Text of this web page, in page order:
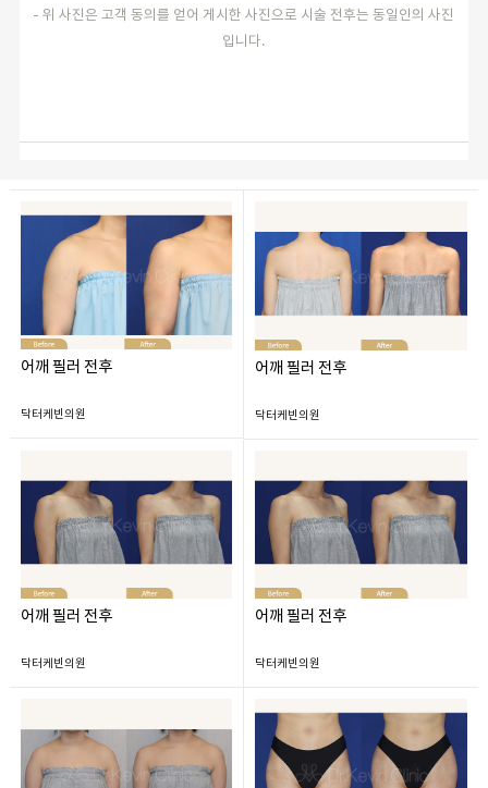
- 위 사진은 고객 동의를 얻어 게시한 사진으로 시술 전후는 동일인의 사진
입니다.
어깨 필러 전후
닥터케빈의원
어깨 필러 전후
닥터케빈의원
어깨 필러 전후
닥터케빈의원
어깨 필러 전후
닥터케빈의원